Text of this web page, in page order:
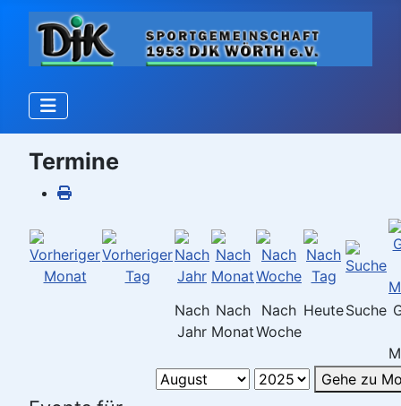
Termine
Nach
Jahr
Nach
Monat
Nach
Woche
HeuteSuche
Gehe zu